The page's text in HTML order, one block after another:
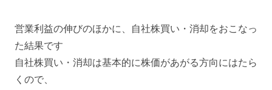
営業利益の伸びのほかに、自社株買い・消却をおこなっ
た結果です
自社株買い・消却は基本的に株価があがる方向にはたら
くので、